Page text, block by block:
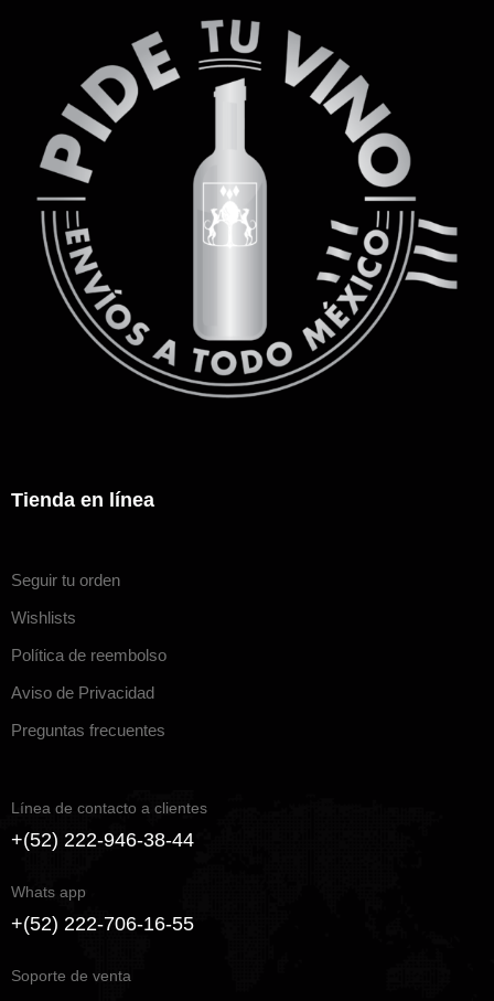
Tienda en línea
Seguir tu orden
Wishlists
Política de reembolso
Aviso de Privacidad
Preguntas frecuentes
Línea de contacto a clientes
+(52) 222-946-38-44
Whats app
+(52) 222-706-16-55
Soporte de venta